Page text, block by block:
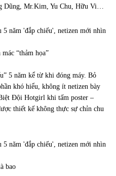
Dũng, Mr.Kim, Yu Chu, Hữu Vi…
“thảm họa”
5 năm kể từ khi đóng máy. Bỏ
khó hiểu, không ít netizen bày
Đội Hotgirl khi tấm poster –
thiết kế không thực sự chỉn chu
bao